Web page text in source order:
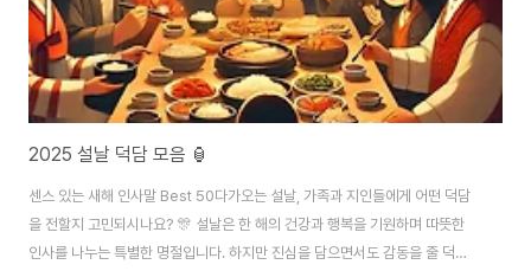
2025 설날 덕담 모음 🏮
센스 있는 새해 인사말 Best 50다가오는 설날, 가족과 지인들에게 어떤 덕담
을 전할지 고민되시나요? 🎊 설날은 한 해의 건강과 행복을 기원하며 따뜻한
인사를 나누는 특별한 명절입니다. 하지만 진심을 담으면서도 감동을 줄 덕담